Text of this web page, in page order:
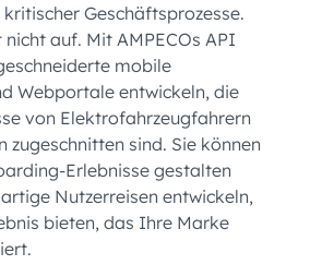
Geschäftsprozesse.
auf. Mit AMPECOs API
mobile
Webportale entwickeln, die
von Elektrofahrzeugfahrern
zugeschnitten sind. Sie können
Erlebnisse gestalten
Nutzerreisen entwickeln,
bieten, das Ihre Marke